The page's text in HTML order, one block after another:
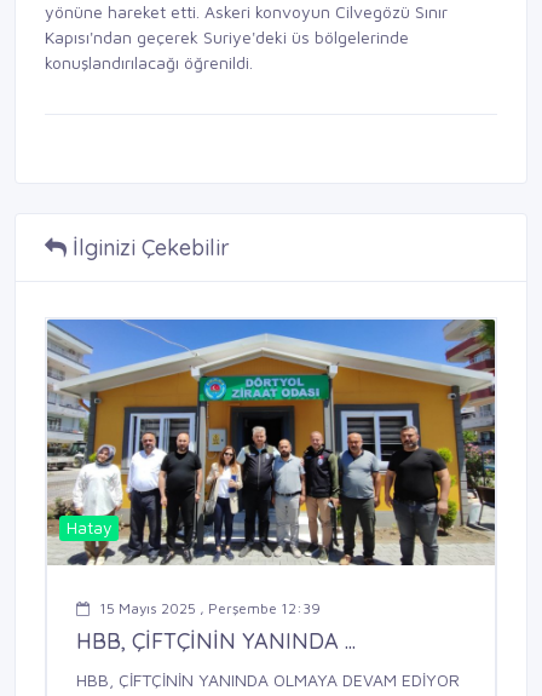
yönüne hareket etti. Askeri konvoyun Cilvegözü Sınır
Kapısı'ndan geçerek Suriye'deki üs bölgelerinde
konuşlandırılacağı öğrenildi.
İlginizi Çekebilir
Hatay
15 Mayıs 2025 , Perşembe 12:39
HBB, ÇİFTÇİNİN YANINDA ...
HBB, ÇİFTÇİNİN YANINDA OLMAYA DEVAM EDİYOR